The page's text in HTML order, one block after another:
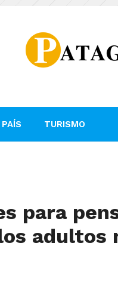
PAÍS TURISMO
para
adultos